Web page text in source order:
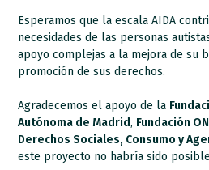
Esperamos que la escala AIDA
necesidades de las personas
apoyo complejas a la mejora de su
promoción de sus derechos.
Agradecemos el apoyo de la
Autónoma de Madrid, Fundación
Derechos Sociales, Consumo y
este proyecto no habría sido